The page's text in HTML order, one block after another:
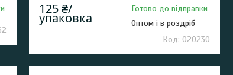
125 ₴/
упаковка
Готово до відправки
Оптом і в роздріб
020230